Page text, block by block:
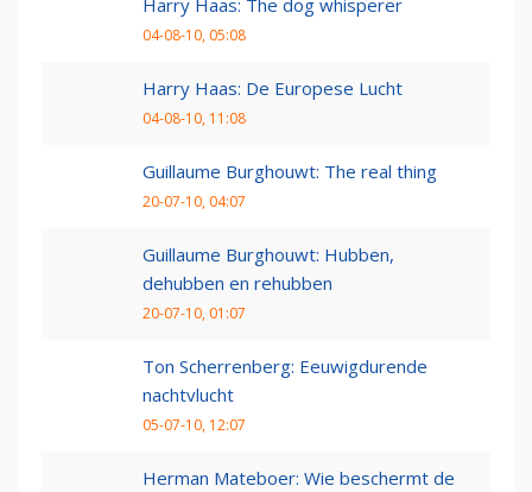
Harry Haas: The dog whisperer
04-08-10, 05:08
Harry Haas: De Europese Lucht
04-08-10, 11:08
Guillaume Burghouwt: The real thing
20-07-10, 04:07
Guillaume Burghouwt: Hubben,
dehubben en rehubben
20-07-10, 01:07
Ton Scherrenberg: Eeuwigdurende
nachtvlucht
05-07-10, 12:07
Herman Mateboer: Wie beschermt de